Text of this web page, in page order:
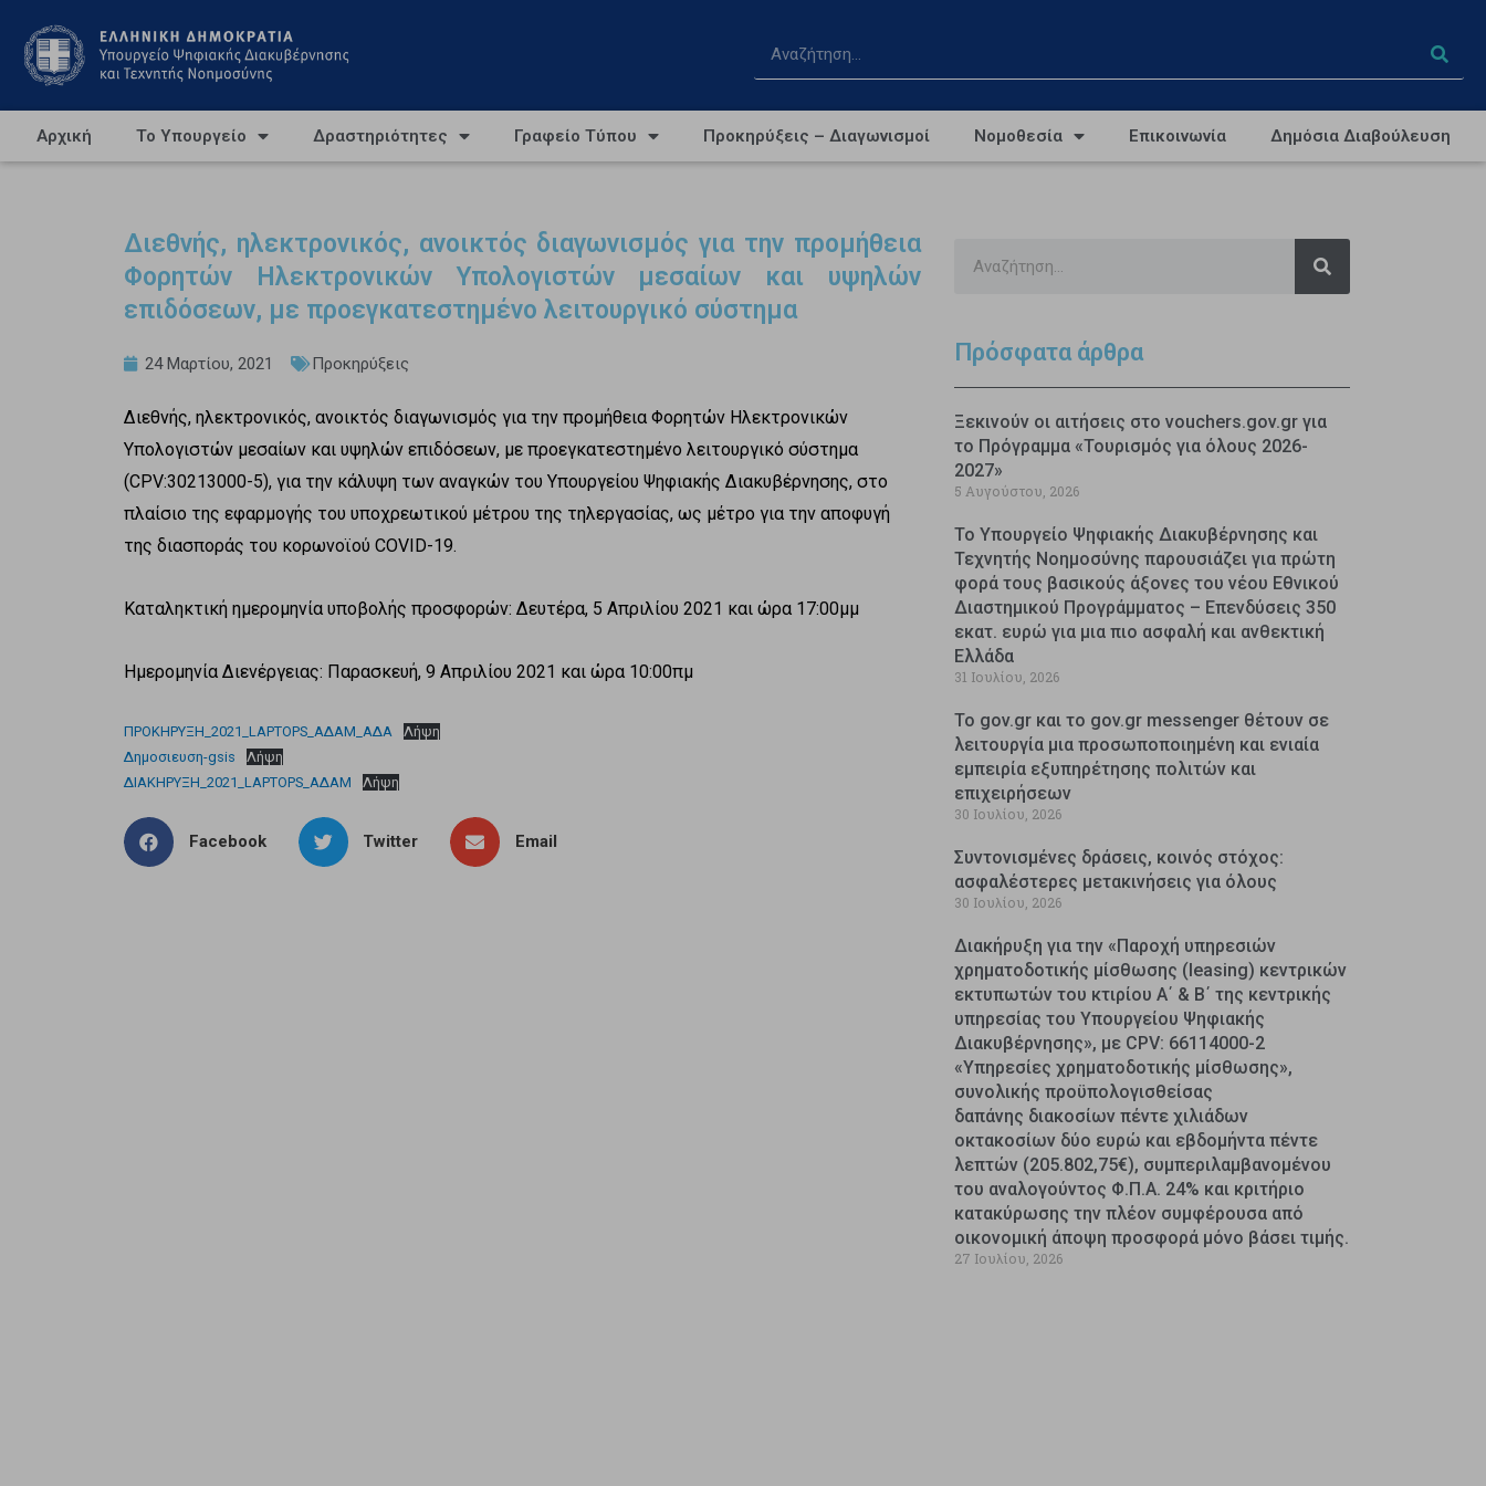
Αρχική Το Υπουργείο Δραστηριότητες Γραφείο Τύπου Προκηρύξεις – Διαγωνισμοί Νομοθεσία Επικοινωνία Δημόσια Διαβούλευση
Διεθνής, ηλεκτρονικός, ανοικτός διαγωνισμός για την προμήθεια
Φορητών Ηλεκτρονικών Υπολογιστών μεσαίων και υψηλών
επιδόσεων, με προεγκατεστημένο λειτουργικό σύστημα
24 Μαρτίου, 2021 Προκηρύξεις
Διεθνής, ηλεκτρονικός, ανοικτός διαγωνισμός για την προμήθεια Φορητών Ηλεκτρονικών
Υπολογιστών μεσαίων και υψηλών επιδόσεων, με προεγκατεστημένο λειτουργικό σύστημα
(CPV:30213000-5), για την κάλυψη των αναγκών του Υπουργείου Ψηφιακής Διακυβέρνησης, στο
πλαίσιο της εφαρμογής του υποχρεωτικού μέτρου της τηλεργασίας, ως μέτρο για την αποφυγή
της διασποράς του κορωνοϊού COVID-19.
Καταληκτική ημερομηνία υποβολής προσφορών: Δευτέρα, 5 Απριλίου 2021 και ώρα 17:00μμ
Ημερομηνία Διενέργειας: Παρασκευή, 9 Απριλίου 2021 και ώρα 10:00πμ
ΠΡΟΚΗΡΥΞΗ_2021_LAPTOPS_ΑΔΑΜ_ΑΔΑ
Λήψη
Δημοσιευση-gsis
Λήψη
ΔΙΑΚΗΡΥΞΗ_2021_LAPTOPS_ΑΔΑΜ
Λήψη
Facebook Twitter Email
Πρόσφατα άρθρα
Ξεκινούν οι αιτήσεις στο vouchers.gov.gr για
το Πρόγραμμα «Τουρισμός για όλους 2026-
2027»
5 Αυγούστου, 2026
Το Υπουργείο Ψηφιακής Διακυβέρνησης και
Τεχνητής Νοημοσύνης παρουσιάζει για πρώτη
φορά τους βασικούς άξονες του νέου Εθνικού
Διαστημικού Προγράμματος – Επενδύσεις 350
εκατ. ευρώ για μια πιο ασφαλή και ανθεκτική
Ελλάδα
31 Ιουλίου, 2026
Το gov.gr και το gov.gr messenger θέτουν σε
λειτουργία μια προσωποποιημένη και ενιαία
εμπειρία εξυπηρέτησης πολιτών και
επιχειρήσεων
30 Ιουλίου, 2026
Συντονισμένες δράσεις, κοινός στόχος:
ασφαλέστερες μετακινήσεις για όλους
30 Ιουλίου, 2026
Διακήρυξη για την «Παροχή υπηρεσιών
χρηματοδοτικής μίσθωσης (leasing) κεντρικών
εκτυπωτών του κτιρίου Α΄ & Β΄ της κεντρικής
υπηρεσίας του Υπουργείου Ψηφιακής
Διακυβέρνησης», με CPV: 66114000-2
«Υπηρεσίες χρηματοδοτικής μίσθωσης»,
συνολικής προϋπολογισθείσας
δαπάνης διακοσίων πέντε χιλιάδων
οκτακοσίων δύο ευρώ και εβδομήντα πέντε
λεπτών (205.802,75€), συμπεριλαμβανομένου
του αναλογούντος Φ.Π.Α. 24% και κριτήριο
κατακύρωσης την πλέον συμφέρουσα από
οικονομική άποψη προσφορά μόνο βάσει τιμής.
27 Ιουλίου, 2026